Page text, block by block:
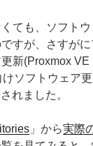
ても、ソフト
すが、さすがに
新(Proxmox
ソフトウェア
れました。
」から実際